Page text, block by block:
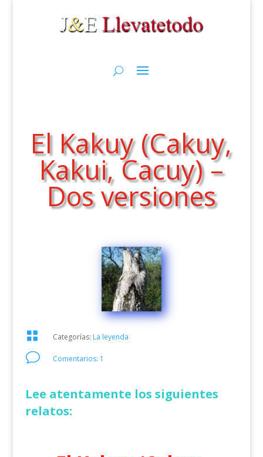
El Kakuy (Cakuy,
Kakui, Cacuy) –
Dos versiones
 Categorías: La leyenda
v Comentarios: 1
Lee atentamente los siguientes
relatos: